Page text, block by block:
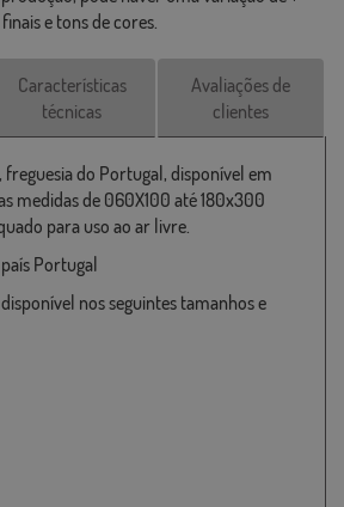
e tons de cores.
Características
técnicas
Avaliações de
clientes
freguesia do Portugal, disponível em
medidas de 060X100 até 180x300
para uso ao ar livre.
Portugal
nos seguintes tamanhos e